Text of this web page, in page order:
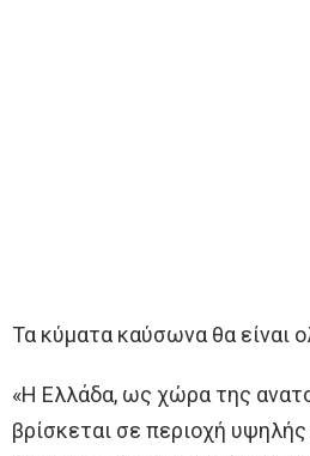
Τα κύματα καύσωνα θα είναι
«Η Ελλάδα, ως χώρα της
βρίσκεται σε περιοχή